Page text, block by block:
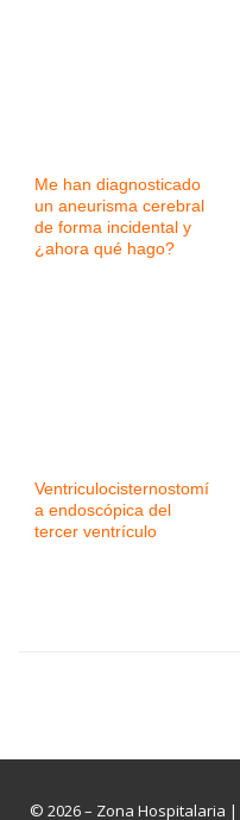
Me han diagnosticado
un aneurisma cerebral
de forma incidental y
¿ahora qué hago?
Ventriculocisternostomí
a endoscópica del
tercer ventrículo
© 2026 – Zona Hospitalaria |